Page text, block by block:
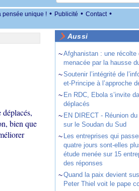
pensée unique ! • Publicité • Contact •
bien que
Aussi
~Afghanistan : une récolte
menacée par la hausse
~Soutenir l’intégrité de
et-Principe à l’approche
~ En RDC, Ebola s’invite
déplacés
~ EN DIRECT - Réunion
sur le Soudan du Sud
~ Les entreprises qui
quatre jours sont-elles
étude menée sur 15
des réponses
~Quand la paix devient
Peter Thiel voit le pape